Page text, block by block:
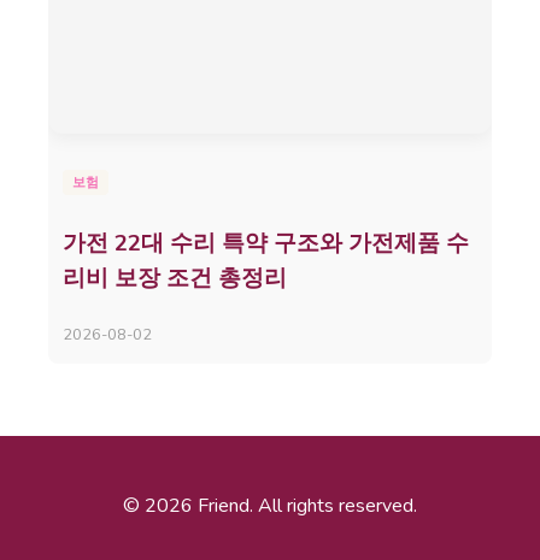
보험
가전 22대 수리 특약 구조와 가전제품 수
리비 보장 조건 총정리
2026-08-02
© 2026 Friend. All rights reserved.